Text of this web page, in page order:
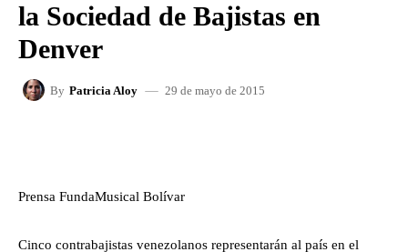
la Sociedad de Bajistas en
Denver
By Patricia Aloy 29 de mayo de 2015
Prensa FundaMusical Bolívar
Cinco contrabajistas venezolanos representarán al país en el